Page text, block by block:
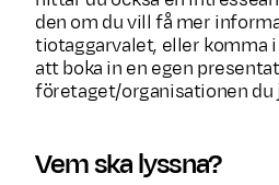
den om du vill få mer
tiotaggarvalet, eller komma
att boka in en egen
företaget/organisationen du
Vem ska lyssna?